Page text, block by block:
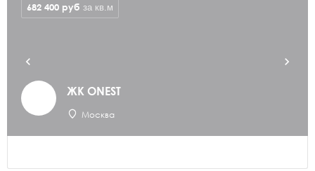
ЖК ONEST
Москва
682 400 руб за кв.м